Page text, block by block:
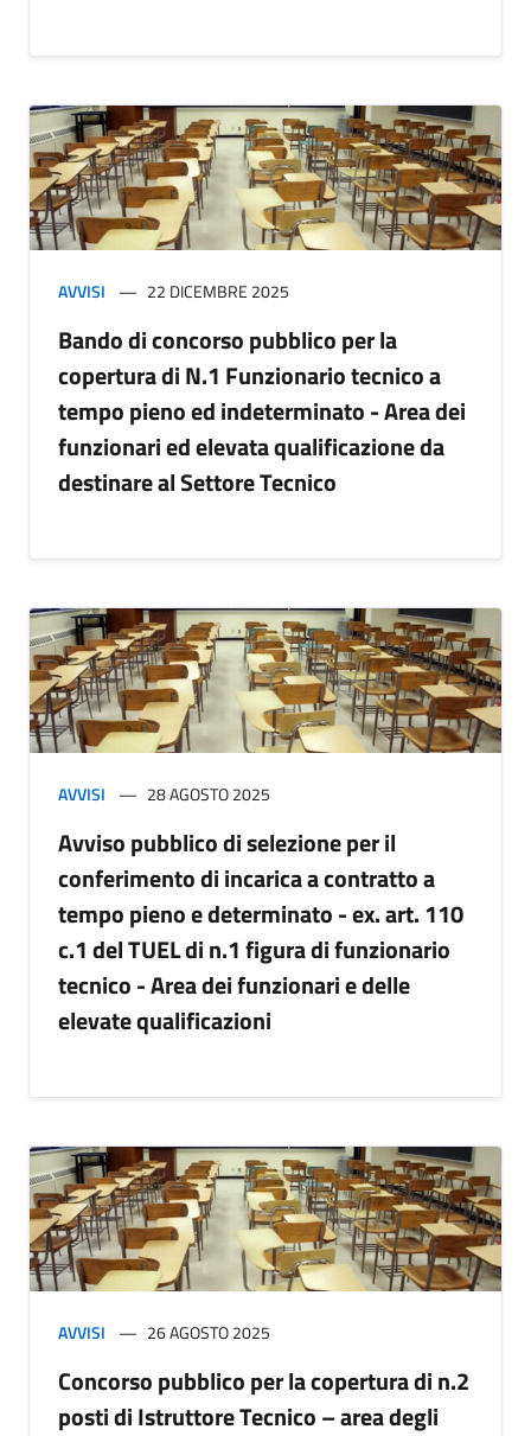
AVVISI 22 DICEMBRE 2025
Bando di concorso pubblico per la
copertura di N.1 Funzionario tecnico a
tempo pieno ed indeterminato - Area dei
funzionari ed elevata qualificazione da
destinare al Settore Tecnico
AVVISI 28 AGOSTO 2025
Avviso pubblico di selezione per il
conferimento di incarica a contratto a
tempo pieno e determinato - ex. art. 110
c.1 del TUEL di n.1 figura di funzionario
tecnico - Area dei funzionari e delle
elevate qualificazioni
AVVISI 26 AGOSTO 2025
Concorso pubblico per la copertura di n.2
posti di Istruttore Tecnico – area degli